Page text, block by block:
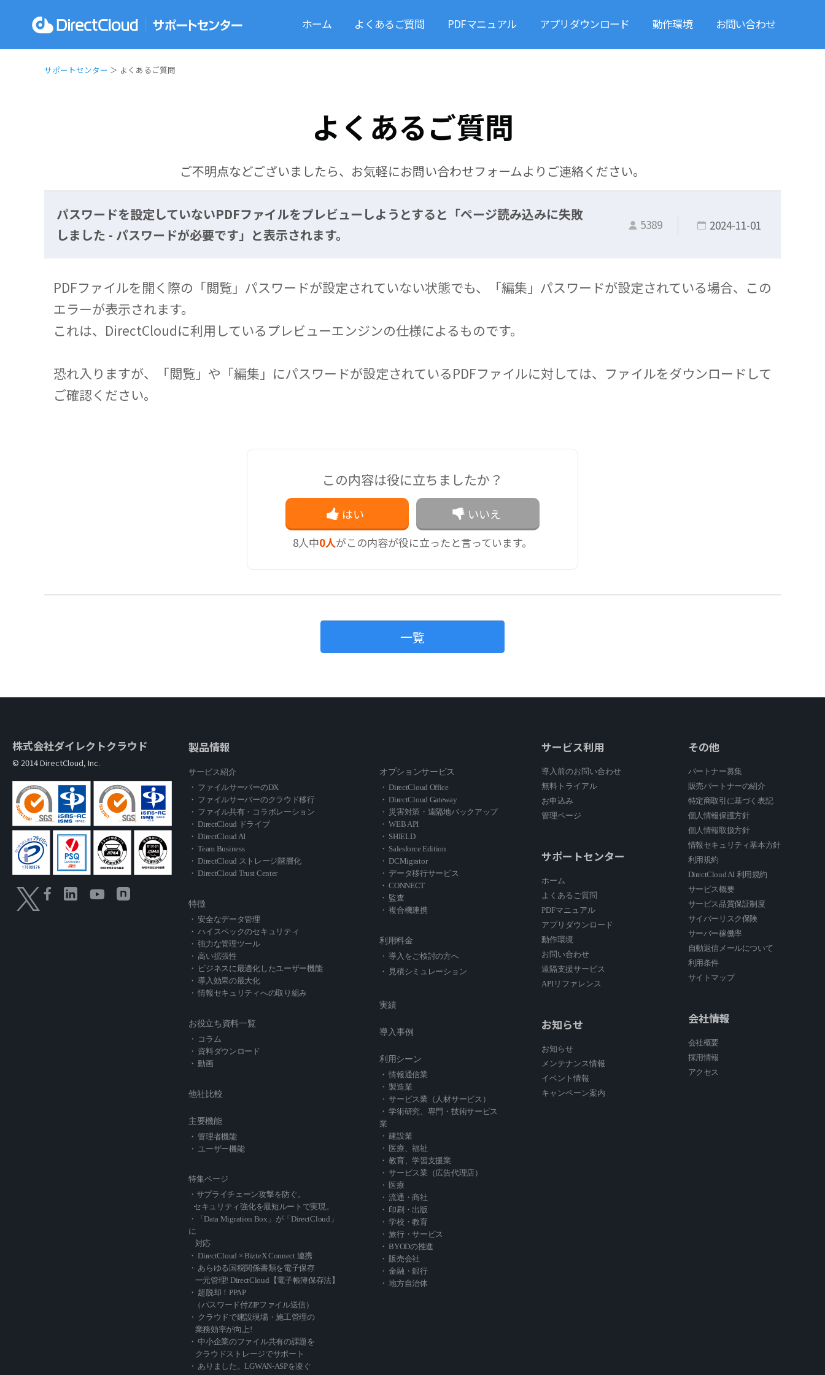
ホーム よくあるご質問 PDFマニュアル アプリダウンロード 動作環境 お問い合わせ
サポートセンター ＞ よくあるご質問
よくあるご質問
ご不明点などございましたら、お気軽にお問い合わせフォームよりご連絡ください。
パスワードを設定していないPDFファイルをプレビューしようとすると「ページ読み込みに失敗
しました - パスワードが必要です」と表示されます。
5389 2024-11-01
PDFファイルを開く際の「閲覧」パスワードが設定されていない状態でも、「編集」パスワードが設定されている場合、この
エラーが表示されます。
これは、DirectCloudに利用しているプレビューエンジンの仕様によるものです。
恐れ入りますが、「閲覧」や「編集」にパスワードが設定されているPDFファイルに対しては、ファイルをダウンロードして
ご確認ください。
この内容は役に立ちましたか？
はい いいえ
8人中0人がこの内容が役に立ったと言っています。
一覧
株式会社ダイレクトクラウド
© 2014 DirectCloud, Inc.
製品情報
サービス紹介
・ ファイルサーバーのDX
・ ファイルサーバーのクラウド移行
・ ファイル共有・コラボレーション
・ DirectCloud ドライブ
・ DirectCloud AI
・ Team Business
・ DirectCloud ストレージ階層化
・ DirectCloud Trust Center
特徴
・ 安全なデータ管理
・ ハイスペックのセキュリティ
・ 強力な管理ツール
・ 高い拡張性
・ ビジネスに最適化したユーザー機能
・ 導入効果の最大化
・ 情報セキュリティへの取り組み
お役立ち資料一覧
・ コラム
・ 資料ダウンロード
・ 動画
他社比較
主要機能
・ 管理者機能
・ ユーザー機能
特集ページ
・サプライチェーン攻撃を防ぐ。
セキュリティ強化を最短ルートで実現。
・「Data Migration Box」が「DirectCloud」
に
対応
・ DirectCloud × BizteX Connect 連携
・ あらゆる国税関係書類を電子保存
一元管理! DirectCloud【電子帳簿保存法】
・ 超脱却！PPAP
（パスワード付ZIPファイル送信）
・ クラウドで建設現場・施工管理の
業務効率が向上!
・ 中小企業のファイル共有の課題を
クラウドストレージでサポート
・ ありました。LGWAN-ASPを凌ぐ
オプションサービス
・ DirectCloud Office
・ DirectCloud Gateway
・ 災害対策・遠隔地バックアップ
・ WEB API
・ SHIELD
・ Salesforce Edition
・ DCMigrator
・ データ移行サービス
・ CONNECT
・ 監査
・ 複合機連携
利用料金
・ 導入をご検討の方へ
・ 見積シミュレーション
実績
導入事例
利用シーン
・ 情報通信業
・ 製造業
・ サービス業（人材サービス）
・ 学術研究、専門・技術サービス
業
・ 建設業
・ 医療、福祉
・ 教育、学習支援業
・ サービス業（広告代理店）
・ 医療
・ 流通・商社
・ 印刷・出版
・ 学校・教育
・ 旅行・サービス
・ BYODの推進
・ 販売会社
・ 金融・銀行
・ 地方自治体
サービス利用
導入前のお問い合わせ
無料トライアル
お申込み
管理ページ
サポートセンター
ホーム
よくあるご質問
PDFマニュアル
アプリダウンロード
動作環境
お問い合わせ
遠隔支援サービス
APIリファレンス
お知らせ
お知らせ
メンテナンス情報
イベント情報
キャンペーン案内
その他
パートナー募集
販売パートナーの紹介
特定商取引に基づく表記
個人情報保護方針
個人情報取扱方針
情報セキュリティ基本方針
利用規約
DirectCloud AI 利用規約
サービス概要
サービス品質保証制度
サイバーリスク保険
サーバー稼働率
自動返信メールについて
利用条件
サイトマップ
会社情報
会社概要
採用情報
アクセス